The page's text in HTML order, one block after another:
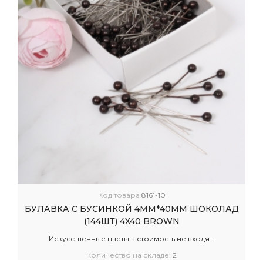
Код товара 8161-10
БУЛАВКА С БУСИНКОЙ 4ММ*40ММ ШОКОЛАД
(144ШТ) 4X40 BROWN
Искусственные цветы в стоимость не входят.
Количество на складе: 2